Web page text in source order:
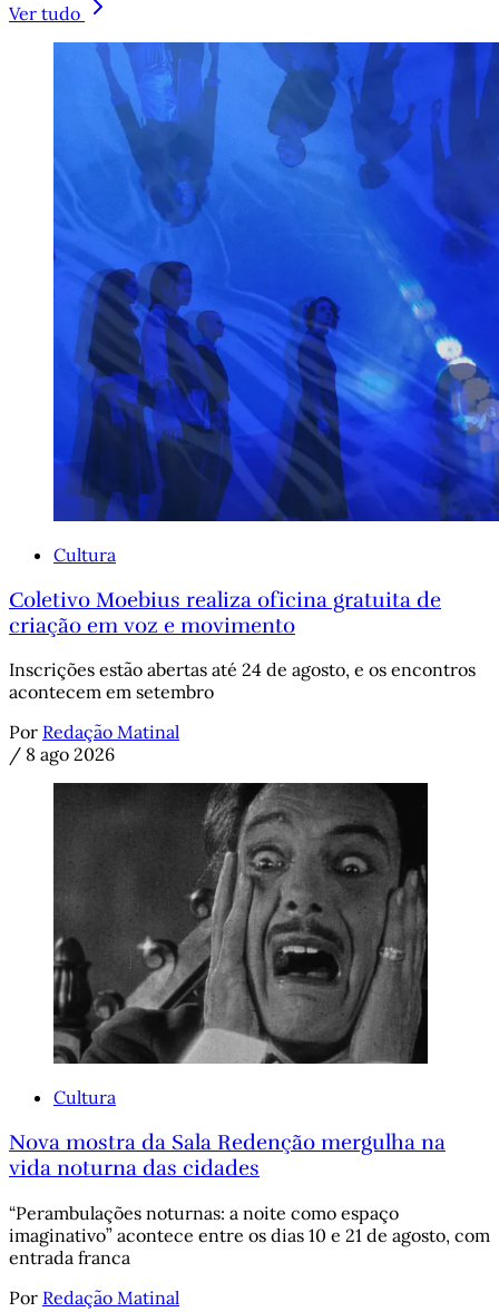
Ver tudo
Cultura
Coletivo Moebius realiza oficina gratuita de
criação em voz e movimento
Inscrições estão abertas até 24 de agosto, e os encontros
acontecem em setembro
Por Redação Matinal
/ 8 ago 2026
Cultura
Nova mostra da Sala Redenção mergulha na
vida noturna das cidades
“Perambulações noturnas: a noite como espaço
imaginativo” acontece entre os dias 10 e 21 de agosto, com
entrada franca
Por Redação Matinal